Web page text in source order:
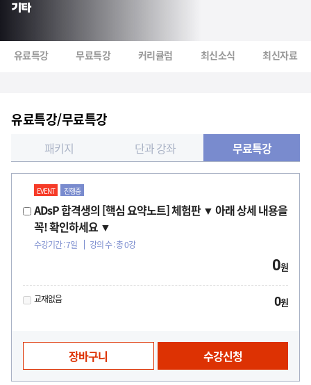
기타
유료특강 무료특강 커리큘럼 최신소식 최신자료
유료특강/무료특강
패키지 단과 강좌 무료특강
EVENT 진행중
ADsP 합격생의 [핵심 요약노트] 체험판 ▼ 아래 상세 내용을
꼭! 확인하세요 ▼
수강기간 : 7일 강의 수 : 총 0강
0원
교재없음 0원
장바구니 수강신청